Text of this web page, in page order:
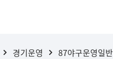
경기운영 87야구운영일반